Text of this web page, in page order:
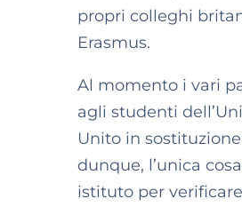
propri colleghi
Erasmus.
Al momento i vari
agli studenti
Unito in
dunque, l’unica
istituto per